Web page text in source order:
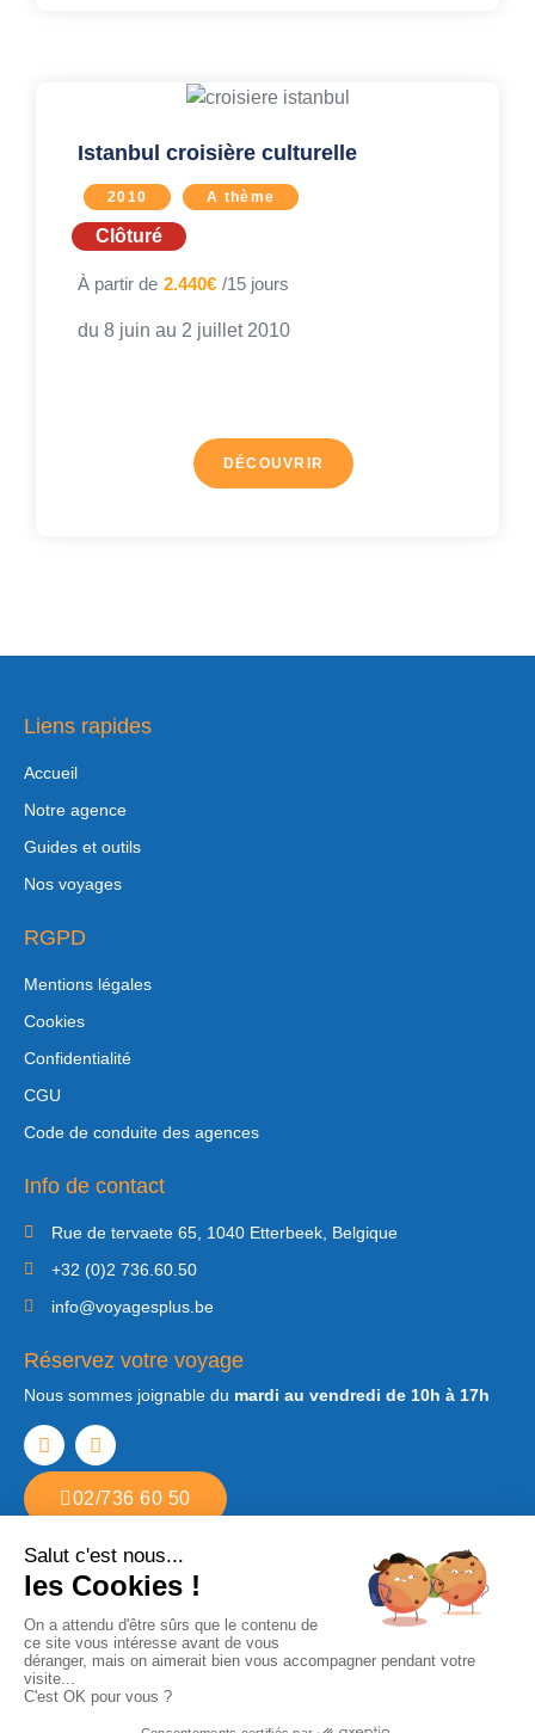
Istanbul croisière culturelle
2010 A thème
Clôturé
À partir de 2.440€ /15 jours
du 8 juin au 2 juillet 2010
DÉCOUVRIR
Liens rapides
Accueil
Notre agence
Guides et outils
Nos voyages
RGPD
Mentions légales
Cookies
Confidentialité
CGU
Code de conduite des agences
Info de contact
Rue de tervaete 65, 1040 Etterbeek, Belgique
+32 (0)2 736.60.50
info@voyagesplus.be
Réservez votre voyage
Nous sommes joignable du mardi au vendredi de 10h à 17h
02/736 60 50
Copyright © 2022. Tous droits réservés Voyages Plus. Agence de voyages